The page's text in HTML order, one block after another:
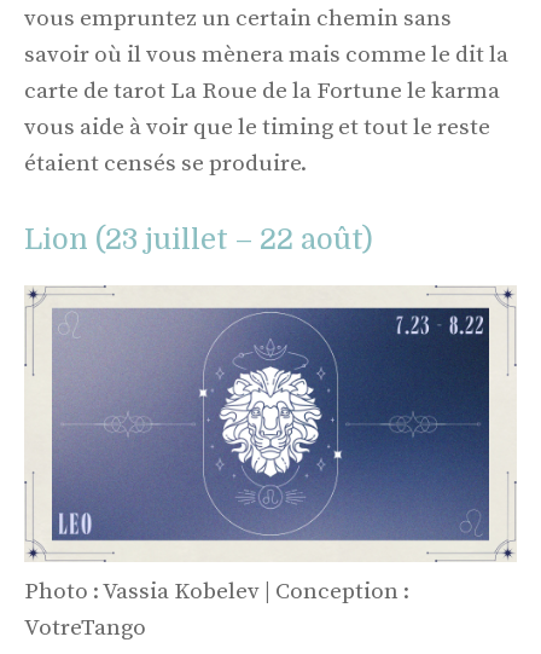
vous empruntez un certain chemin sans
savoir où il vous mènera mais comme le dit la
carte de tarot La Roue de la Fortune le karma
vous aide à voir que le timing et tout le reste
étaient censés se produire.
Lion (23 juillet – 22 août)
Photo : Vassia Kobelev | Conception :
VotreTango